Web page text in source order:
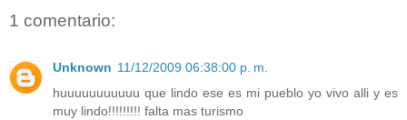
1 comentario:
Unknown 11/12/2009 06:38:00 p. m.
huuuuuuuuuuu que lindo ese es mi pueblo yo vivo alli y es
muy lindo!!!!!!!!! falta mas turismo